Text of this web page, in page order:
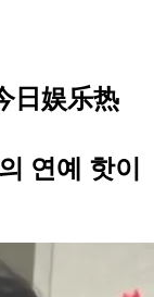
日娱乐热
연예 핫이